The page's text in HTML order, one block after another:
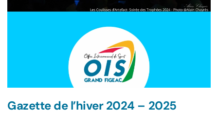
Gazette de l’hiver 2024 – 2025